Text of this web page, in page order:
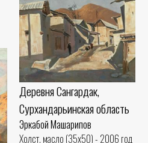
Деревня Сангардaк,
Сурхандарьинская область
Эркабой Машарипов
Холст, масло (35x50) - 2006 год